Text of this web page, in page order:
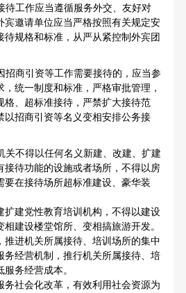
工作应当遵循服务外交、友好对
宾邀请单位应当严格按照有关规定安
待规格和标准，从严从紧控制外宾团
商引资等工作需要接待的，应当参
统一制度和标准，严格审批管理，
格、超标准接待，严禁扩大接待范
以招商引资等名义变相安排公务接
不得以任何名义新建、改建、扩建
接待功能的设施或者场所，不得以房
要在接待场所超标准建设、豪华装
扩建党性教育培训机构，不得以建设
建设楼堂馆所、变相搞旅游开发。
推进机关所属接待、培训场所的集中
务经营机制，推行机关所属接待、培
务经营成本。
务社会化改革，有效利用社会资源为